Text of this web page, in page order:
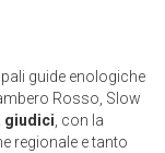
guide enologiche
Rosso, Slow
giudici , con la
regionale e tanto